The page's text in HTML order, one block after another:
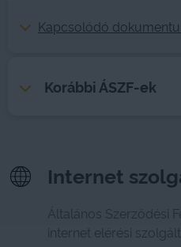
Kapcsolódó
Korábbi ÁSZF-ek
Internet
Általános Szerződési
internet elérési